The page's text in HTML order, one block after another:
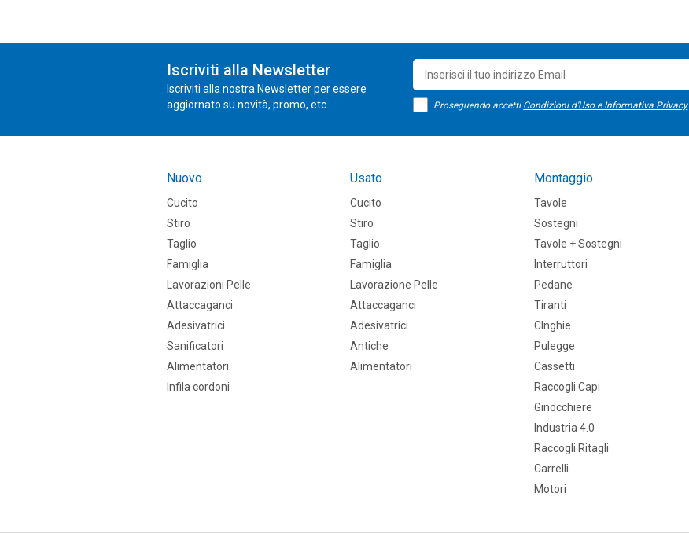
Iscriviti alla Newsletter
Iscriviti alla nostra Newsletter per essere
aggiornato su novità, promo, etc.
Proseguendo accetti Condizioni d'Uso e Informativa Privacy
Nuovo
Cucito
Stiro
Taglio
Famiglia
Lavorazioni Pelle
Attaccaganci
Adesivatrici
Sanificatori
Alimentatori
Infila cordoni
Usato
Cucito
Stiro
Taglio
Famiglia
Lavorazione Pelle
Attaccaganci
Adesivatrici
Antiche
Alimentatori
Montaggio
Tavole
Sostegni
Tavole + Sostegni
Interruttori
Pedane
Tiranti
CInghie
Pulegge
Cassetti
Raccogli Capi
Ginocchiere
Industria 4.0
Raccogli Ritagli
Carrelli
Motori